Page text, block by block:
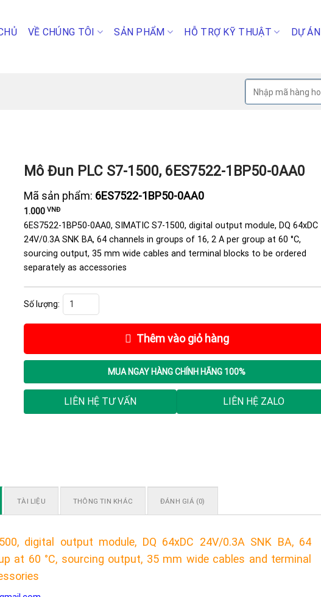
VỀ CHÚNG TÔI SẢN PHẨM HỖ TRỢ KỸ THUẬT DỰ ÁN
Tìm
kiếm:
Mô Đun PLC S7-1500, 6ES7522-1BP50-0AA0
Mã sản phẩm: 6ES7522-1BP50-0AA0
1.000VNĐ
6ES7522-1BP50-0AA0, SIMATIC S7-1500, digital output module, DQ 64xDC
24V/0.3A SNK BA, 64 channels in groups of 16, 2 A per group at 60 °C,
sourcing output, 35 mm wide cables and terminal blocks to be ordered
separately as accessories
Mô đun PLC S7-1500, 6ES7522-1BP50-0AA0 số lượng
Thêm vào giỏ hàng
MUA NGAY HÀNG CHÍNH HÃNG 100%
LIÊN HỆ TƯ VẤN LIÊN HỆ ZALO
TÀI LIỆU THÔNG TIN KHÁC ĐÁNH GIÁ (0)
digital output module, DQ 64xDC 24V/0.3A SNK BA, 64
at 60 °C, sourcing output, 35 mm wide cables and terminal